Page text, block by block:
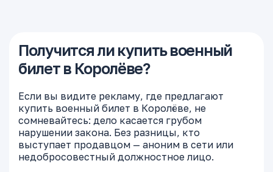
Получится ли купить военный
билет в Королёве?
Если вы видите рекламу, где предлагают
купить военный билет в Королёве, не
сомневайтесь: дело касается грубом
нарушении закона. Без разницы, кто
выступает продавцом — аноним в сети или
недобросовестный должностное лицо.